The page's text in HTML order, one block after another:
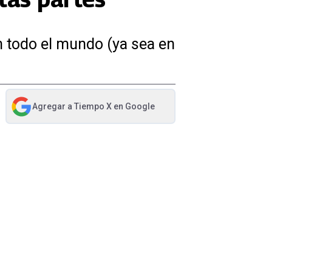
el mundo (ya sea en
Agregar a Tiempo Xen Google
abre en nueva pestaña